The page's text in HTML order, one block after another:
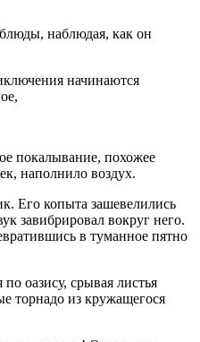
наблюдая, как он
начинаются
покалывание, похожее
наполнило воздух.
Его копыта зашевелились
завибрировал вокруг него.
в туманное пятно
оазису, срывая листья
торнадо из кружащегося